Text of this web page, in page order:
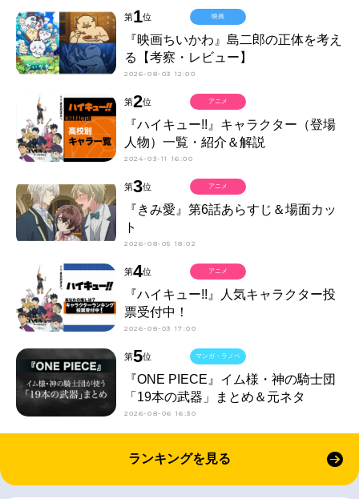
第1位
『映画ちいかわ』島二郎の正体を考え
る【考察・レビュー】
2026-08-03 12:00
映画
第2位
『ハイキュー!!』キャラクター（登場
人物）一覧・紹介＆解説
2024-03-11 16:00
アニメ
第3位
『きみ愛』第6話あらすじ＆場面カッ
ト
2026-08-05 18:02
アニメ
第4位
『ハイキュー!!』人気キャラクター投
票受付中！
2026-08-03 17:00
アニメ
第5位
『ONE PIECE』イム様・神の騎士団
「19本の武器」まとめ＆元ネタ
2026-08-06 16:30
マンガ・ラノベ
ランキングを見る